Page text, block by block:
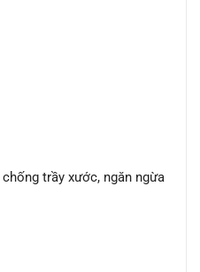
trầy xước, ngăn ngừa